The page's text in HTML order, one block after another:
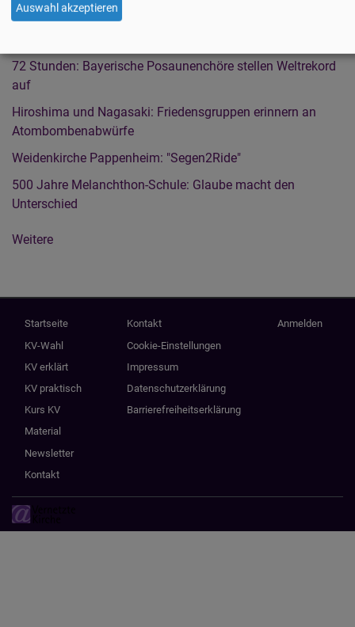
Christopher Street Day in Nürnberg: "Wir stehen als
72 Stunden: Bayerische Posaunenchöre stellen Weltrekord
auf
Hiroshima und Nagasaki: Friedensgruppen erinnern an
Atombombenabwürfe
Weidenkirche Pappenheim: "Segen2Ride"
500 Jahre Melanchthon-Schule: Glaube macht den
Unterschied
Weitere
Hauptnavigation
Startseite
KV-Wahl
KV erklärt
KV praktisch
Kurs KV
Material
Newsletter
Kontakt
Fußbereichsmenü
Kontakt
Cookie-Einstellungen
Impressum
Datenschutzerklärung
Barrierefreiheitserklärung
Benutzermenü
Anmelden
Auswahl akzeptieren